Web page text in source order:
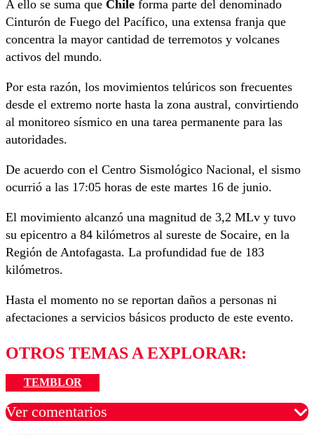
A ello se suma que Chile forma parte del denominado
Cinturón de Fuego del Pacífico, una extensa franja que
concentra la mayor cantidad de terremotos y volcanes
activos del mundo.
Por esta razón, los movimientos telúricos son frecuentes
desde el extremo norte hasta la zona austral, convirtiendo
al monitoreo sísmico en una tarea permanente para las
autoridades.
De acuerdo con el Centro Sismológico Nacional, el sismo
ocurrió a las 17:05 horas de este martes 16 de junio.
El movimiento alcanzó una magnitud de 3,2 MLv y tuvo
su epicentro a 84 kilómetros al sureste de Socaire, en la
Región de Antofagasta. La profundidad fue de 183
kilómetros.
Hasta el momento no se reportan daños a personas ni
afectaciones a servicios básicos producto de este evento.
OTROS TEMAS A EXPLORAR:
TEMBLOR
Ver comentarios